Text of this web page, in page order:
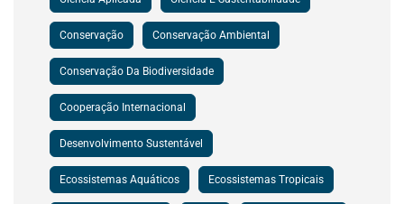
Conservação Conservação Ambiental
Conservação Da Biodiversidade
Cooperação Internacional
Desenvolvimento Sustentável
Ecossistemas Aquáticos Ecossistemas Tropicais